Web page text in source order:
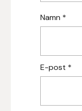
Namn *
E-post *